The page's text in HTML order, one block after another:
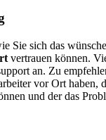
Sie sich das
vertrauen können.
an. Zu
vor Ort haben,
und der das